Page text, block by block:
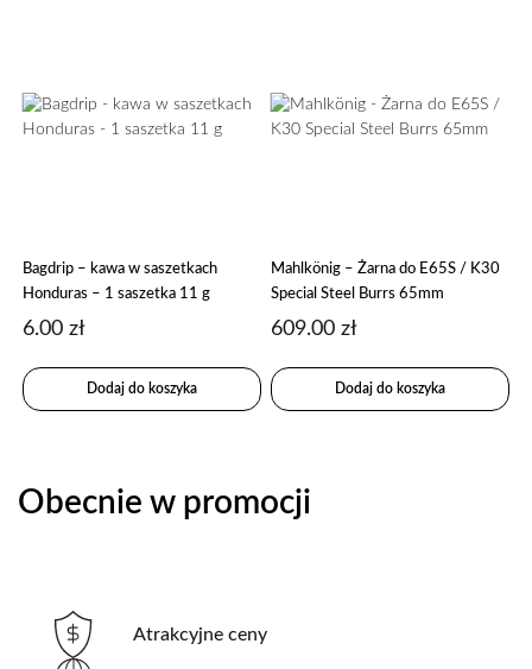
Bagdrip – kawa w saszetkach
Honduras – 1 saszetka 11 g
6.00zł
Dodaj do koszyka
Mahlkönig – Żarna do E65S / K30
Special Steel Burrs 65mm
609.00zł
Dodaj do koszyka
Obecnie w promocji
Atrakcyjne ceny